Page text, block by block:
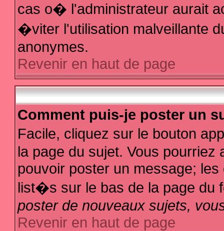
cas o� l'administrateur aurait
�viter l'utilisation malveillante
anonymes.
Revenir en haut de page
Comment puis-je poster un
Facile, cliquez sur le bouton
la page du sujet. Vous
pouvoir poster un message;
list�s sur le bas de la page du
poster de nouveaux sujets,
Revenir en haut de page